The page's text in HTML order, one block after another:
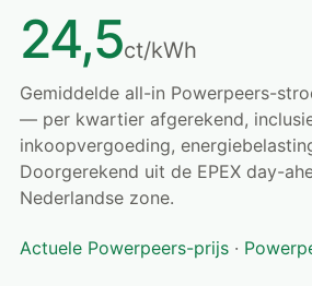
24,5ct/kWh
Gemiddelde all-in Powerpeers-
— per kwartier afgerekend,
inkoopvergoeding,
Doorgerekend uit de EPEX day-
Nederlandse zone.
Actuele Powerpeers-prijs ·